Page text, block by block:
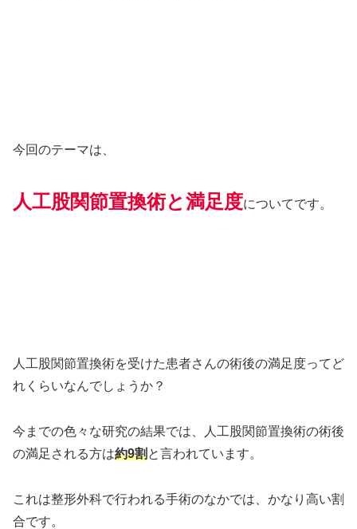
今回のテーマは、
人工股関節置換術と満足度についてです。
人工股関節置換術を受けた患者さんの術後の満足度ってど
れくらいなんでしょうか？
今までの色々な研究の結果では、人工股関節置換術の術後
の満足される方は約9割と言われています。
これは整形外科で行われる手術のなかでは、かなり高い割
合です。